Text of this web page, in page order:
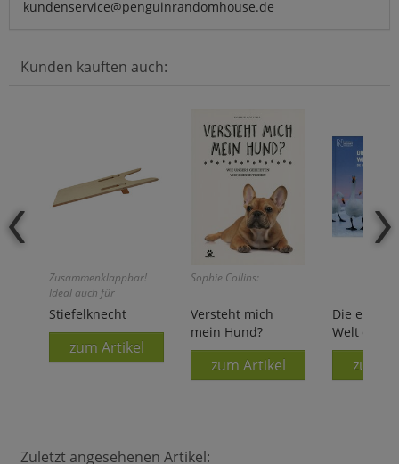
kundenservice@penguinrandomhouse.de
Kunden kauften auch:
Zusammenklappbar!
Ideal auch für
unterwegs!
Stiefelknecht
zum Artikel
Sophie Collins:
Versteht mich
mein Hund?
zum Artikel
Die
Welt der
zum
Zuletzt angesehenen Artikel: